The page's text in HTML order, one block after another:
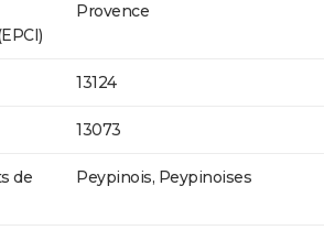
Provence
13124
13073
de
Peypinois, Peypinoises